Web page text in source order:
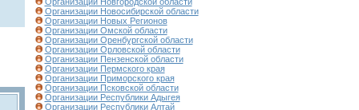
Организации Новосибирской области
Организации Новых Регионов
Организации Омской области
Организации Оренбургской области
Организации Орловской области
Организации Пензенской области
Организации Пермского края
Организации Приморского края
Организации Псковской области
Организации Республики Адыгея
Организации Республики Алтай